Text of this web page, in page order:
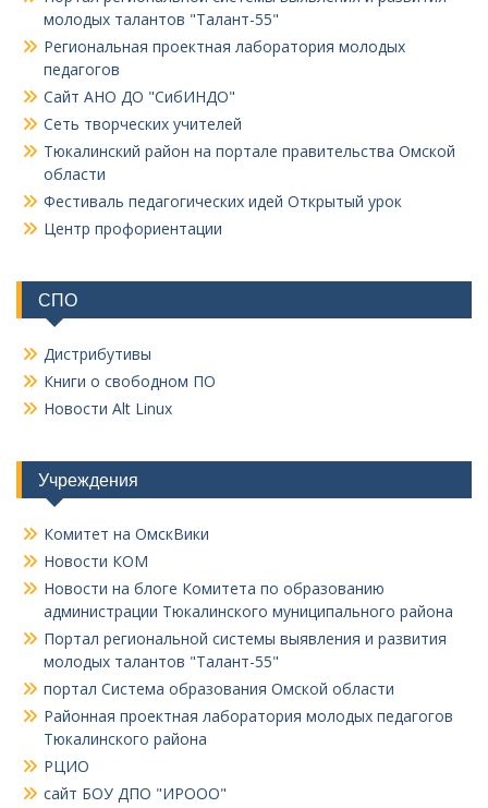
молодых талантов "Талант-55"
Региональная проектная лаборатория молодых
педагогов
Сайт АНО ДО "СибИНДО"
Сеть творческих учителей
Тюкалинский район на портале правительства Омской
области
Фестиваль педагогических идей Открытый урок
Центр профориентации
СПО
Дистрибутивы
Книги о свободном ПО
Новости Alt Linux
Учреждения
Комитет на ОмскВики
Новости КОМ
Новости на блоге Комитета по образованию
администрации Тюкалинского муниципального района
Портал региональной системы выявления и развития
молодых талантов "Талант-55"
портал Система образования Омской области
Районная проектная лаборатория молодых педагогов
Тюкалинского района
РЦИО
сайт БОУ ДПО "ИРООО"